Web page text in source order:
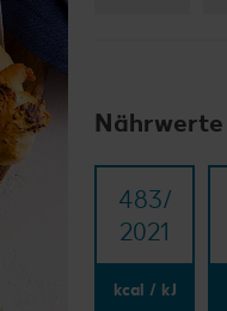
Nährwerte
483/​
2021
kcal / kJ